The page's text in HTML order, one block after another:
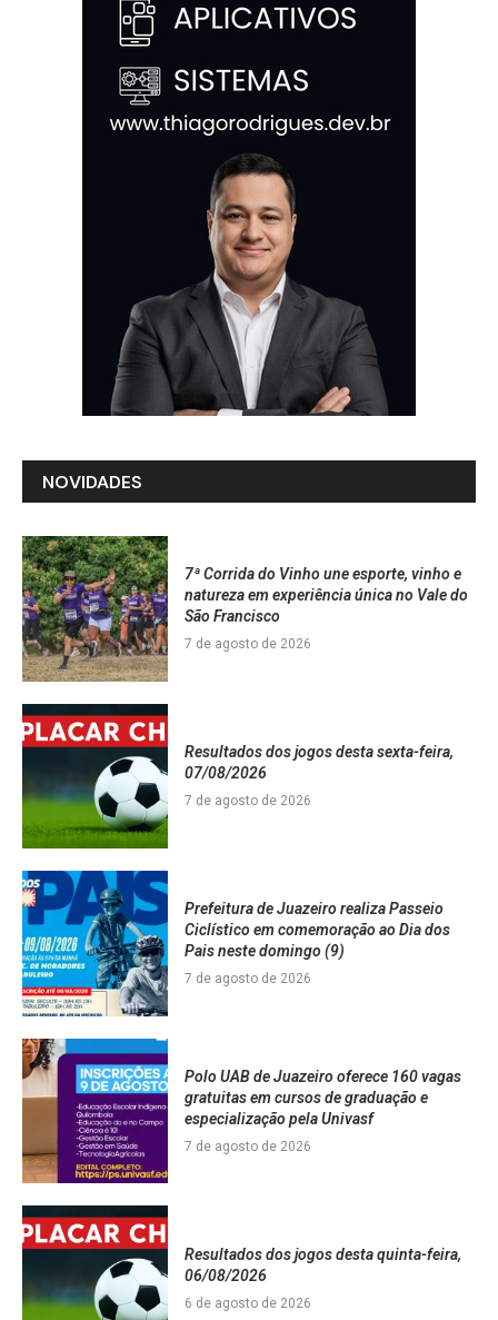
NOVIDADES
7ª Corrida do Vinho une esporte, vinho e
natureza em experiência única no Vale do
São Francisco
7 de agosto de 2026
Resultados dos jogos desta sexta-feira,
07/08/2026
7 de agosto de 2026
Prefeitura de Juazeiro realiza Passeio
Ciclístico em comemoração ao Dia dos
Pais neste domingo (9)
7 de agosto de 2026
Polo UAB de Juazeiro oferece 160 vagas
gratuitas em cursos de graduação e
especialização pela Univasf
7 de agosto de 2026
Resultados dos jogos desta quinta-feira,
06/08/2026
6 de agosto de 2026